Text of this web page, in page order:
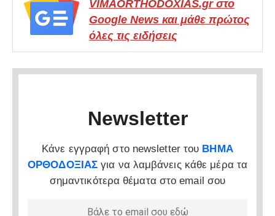
VIMAORTHODOXIAS.gr στο
Google News και μάθε πρώτος
όλες τις ειδήσεις
Newsletter
Κάνε εγγραφή στο newsletter του ΒΗΜΑ
ΟΡΘΟΔΟΞΙΑΣ για να λαμβάνεις κάθε μέρα τα
σημαντικότερα θέματα στο email σου